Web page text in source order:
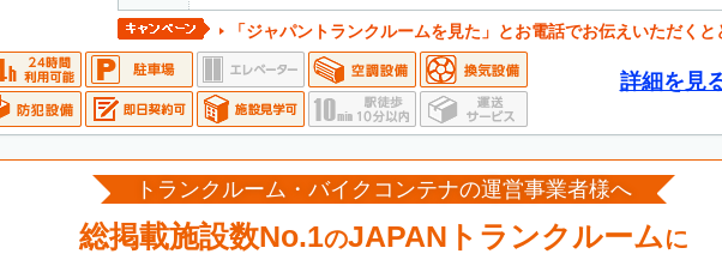
「ジャパントランクルームを見た」とお電話でお伝えいただくとどなたでも値引き可能。 お気軽にご相談
詳細を見
トランクルーム・バイクコンテナの運営事業者様へ
総掲載施設数No.1のJAPANトランクルームに